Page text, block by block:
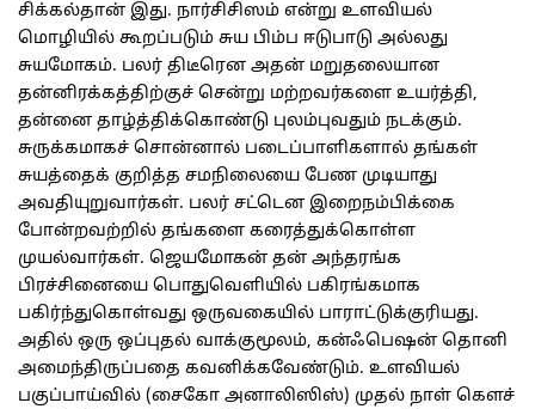
சிக்கல்தான் இது. நார்சிசிஸம் என்று உளவியல்
மொழியில் கூறப்படும் சுய பிம்ப ஈடுபாடு அல்லது
சுயமோகம். பலர் திடீரென அதன் மறுதலையான
தன்னிரக்கத்திற்குச் சென்று மற்றவர்களை உயர்த்தி,
தன்னை தாழ்த்திக்கொண்டு புலம்புவதும் நடக்கும்.
சுருக்கமாகச் சொன்னால் படைப்பாளிகளால் தங்கள்
சுயத்தைக் குறித்த சமநிலையை பேண முடியாது
அவதியுறுவார்கள். பலர் சட்டென இறைநம்பிக்கை
போன்றவற்றில் தங்களை கரைத்துக்கொள்ள
முயல்வார்கள். ஜெயமோகன் தன் அந்தரங்க
பிரச்சினையை பொதுவெளியில் பகிரங்கமாக
பகிர்ந்துகொள்வது ஒருவகையில் பாராட்டுக்குரியது.
அதில் ஒரு ஒப்புதல் வாக்குமூலம், கன்ஃபெஷன் தொனி
அமைந்திருப்பதை கவனிக்கவேண்டும். உளவியல்
பகுப்பாய்வில் (சைகோ அனாலிஸிஸ்) முதல் நாள் கெளச்